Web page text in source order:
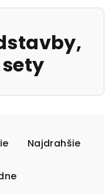
Najdrahšie